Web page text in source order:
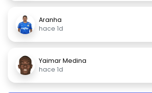
Aranha
hace 1d
Yaimar Medina
hace 1d